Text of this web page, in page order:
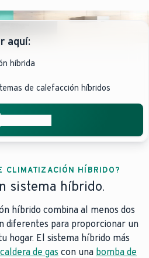
aquí:
híbrida
de calefacción híbridos
CLIMATIZACIÓN HÍBRIDO?
sistema híbrido.
híbrido combina al menos dos
diferentes para proporcionar un
hogar. El sistema híbrido más
caldera de gas con una bomba de